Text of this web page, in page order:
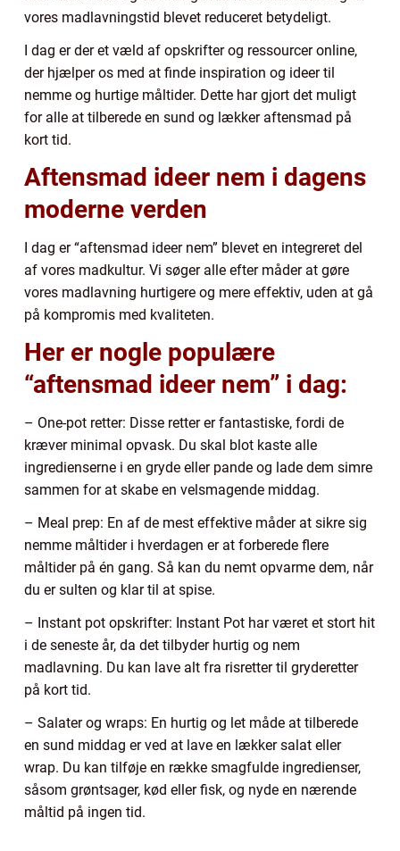
vores madlavningstid blevet reduceret betydeligt.
I dag er der et væld af opskrifter og ressourcer online,
der hjælper os med at finde inspiration og ideer til
nemme og hurtige måltider. Dette har gjort det muligt
for alle at tilberede en sund og lækker aftensmad på
kort tid.
Aftensmad ideer nem i dagens
moderne verden
I dag er “aftensmad ideer nem” blevet en integreret del
af vores madkultur. Vi søger alle efter måder at gøre
vores madlavning hurtigere og mere effektiv, uden at gå
på kompromis med kvaliteten.
Her er nogle populære
“aftensmad ideer nem” i dag:
– One-pot retter: Disse retter er fantastiske, fordi de
kræver minimal opvask. Du skal blot kaste alle
ingredienserne i en gryde eller pande og lade dem simre
sammen for at skabe en velsmagende middag.
– Meal prep: En af de mest effektive måder at sikre sig
nemme måltider i hverdagen er at forberede flere
måltider på én gang. Så kan du nemt opvarme dem, når
du er sulten og klar til at spise.
– Instant pot opskrifter: Instant Pot har været et stort hit
i de seneste år, da det tilbyder hurtig og nem
madlavning. Du kan lave alt fra risretter til gryderetter
på kort tid.
– Salater og wraps: En hurtig og let måde at tilberede
en sund middag er ved at lave en lækker salat eller
wrap. Du kan tilføje en række smagfulde ingredienser,
såsom grøntsager, kød eller fisk, og nyde en nærende
måltid på ingen tid.